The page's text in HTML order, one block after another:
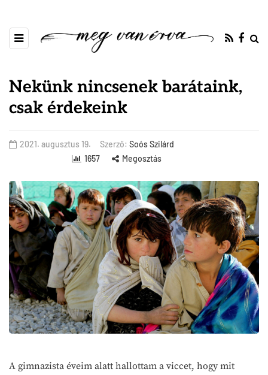
Nekünk nincsenek barátaink,
csak érdekeink
2021. augusztus 19. Szerző: Soós Szilárd
1657
Megosztás
A gimnazista éveim alatt hallottam a viccet, hogy mit